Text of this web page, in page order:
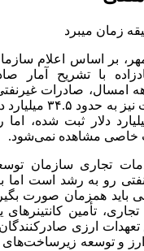
بر اساس اعلام
با تشریح آمار
گفت: در ۷ ماهه امسال،
۳۲ میلیارد دلار و
اما
خاصی مشاهده نمی‌شود.
تجاری سازمان
رو به رشد است
اما
باید همزمان صورت
تأمین کانتینرهای
تعهدات ارزی
ارز وتوسعه زیرساخت‌های